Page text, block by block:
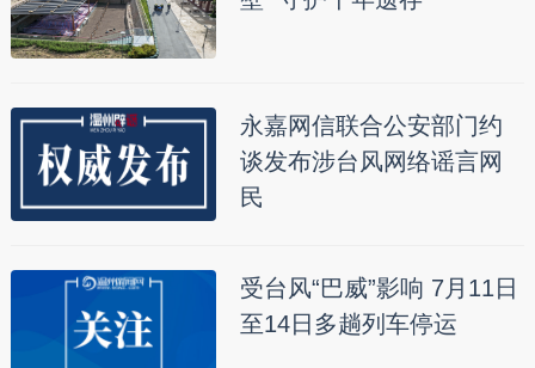
永嘉网信联合公安部门约
谈发布涉台风网络谣言网
民
受台风“巴威”影响 7月11日
至14日多趟列车停运